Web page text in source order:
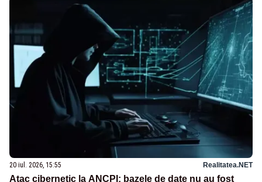
20 iul. 2026, 15:55 Realitatea.NET
Atac cibernetic la ANCPI: bazele de date nu au fost